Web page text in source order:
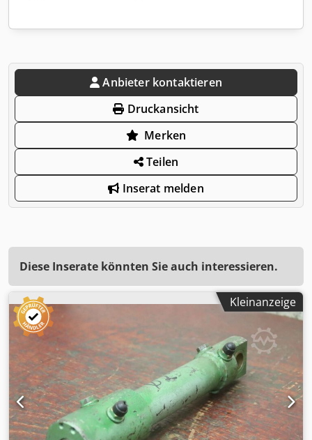
Anbieter kontaktieren
Druckansicht
Merken
Teilen
Inserat melden
Diese Inserate könnten Sie auch interessieren.
Kleinanzeige